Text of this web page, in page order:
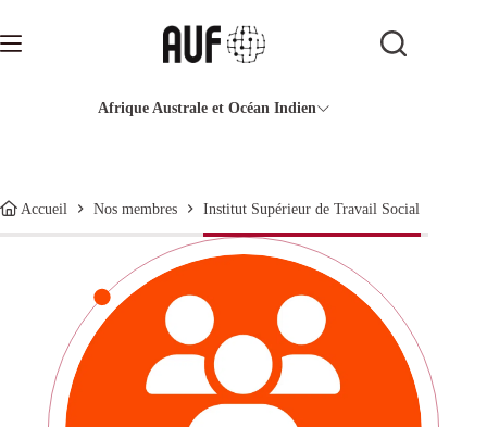
contenu
Afrique Australe et Océan Indien
Accueil Nos membres Institut Supérieur de Travail Social